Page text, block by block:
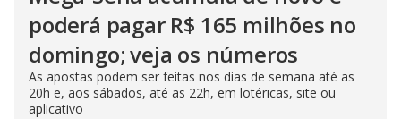
poderá pagar R$ 165 milhões no
domingo; veja os números
As apostas podem ser feitas nos dias de semana até as
20h e, aos sábados, até as 22h, em lotéricas, site ou
aplicativo